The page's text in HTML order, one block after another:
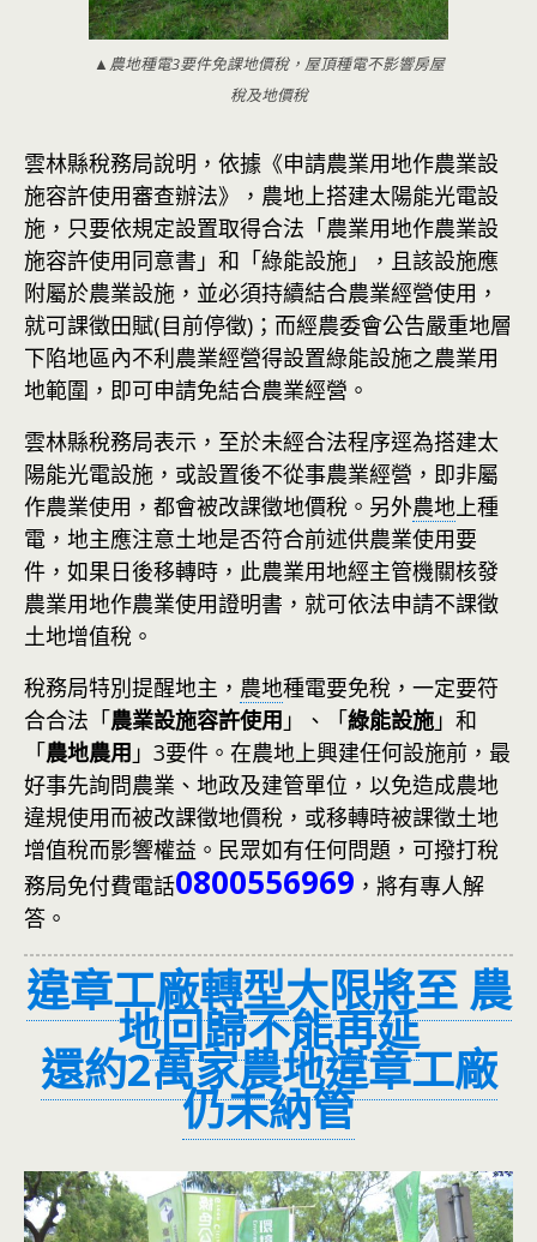
▲農地種電3要件免課地價稅，屋頂種電不影響房屋
稅及地價稅
雲林縣稅務局說明，依據《申請農業用地作農業設
施容許使用審查辦法》，農地上搭建太陽能光電設
施，只要依規定設置取得合法「農業用地作農業設
施容許使用同意書」和「綠能設施」，且該設施應
附屬於農業設施，並必須持續結合農業經營使用，
就可課徵田賦(目前停徵)；而經農委會公告嚴重地層
下陷地區內不利農業經營得設置綠能設施之農業用
地範圍，即可申請免結合農業經營。
雲林縣稅務局表示，至於未經合法程序逕為搭建太
陽能光電設施，或設置後不從事農業經營，即非屬
作農業使用，都會被改課徵地價稅。另外農地上種
電，地主應注意土地是否符合前述供農業使用要
件，如果日後移轉時，此農業用地經主管機關核發
農業用地作農業使用證明書，就可依法申請不課徵
土地增值稅。
稅務局特別提醒地主， 農地種電要免稅，一定要符
合合法「農業設施容許使用 」、「綠能設施 」和
「農地農用 」3要件。在農地上興建任何設施前，最
好事先詢問農業、地政及建管單位，以免造成農地
違規使用而被改課徵地價稅，或移轉時被課徵土地
增值稅而影響權益。民眾如有任何問題，可撥打稅
務局免付費電話0800556969 ，將有專人解
答。
違章工廠轉型大限將至 農
地回歸不能再延
還約2萬家農地違章工廠
仍未納管